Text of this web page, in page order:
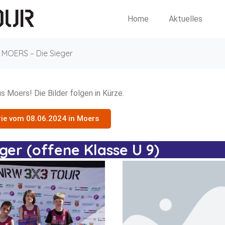
Home Aktuelles
– Die Sieger
Moers! Die Bilder folgen in Kürze.
vom 08.06.2024 in Moers
(offene Klasse U 9)